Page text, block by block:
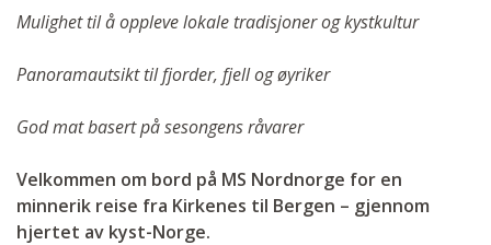
Mulighet til å oppleve lokale tradisjoner og kystkultur
Panoramautsikt til fjorder, fjell og øyriker
God mat basert på sesongens råvarer
Velkommen om bord på MS Nordnorge for en
minnerik reise fra Kirkenes til Bergen – gjennom
hjertet av kyst-Norge.